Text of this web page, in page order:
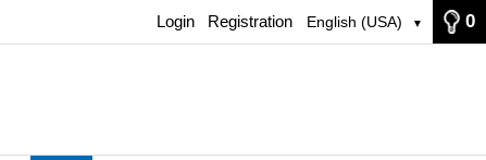
0
English (USA) ▼
Login Registration